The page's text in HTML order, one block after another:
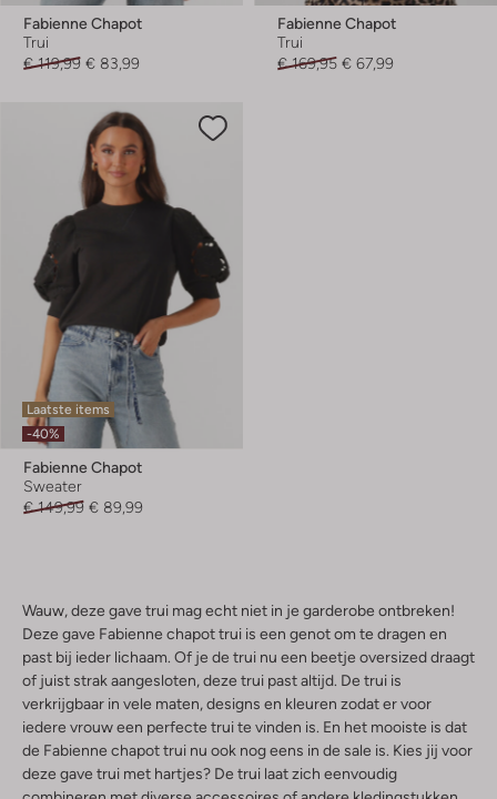
Fabienne Chapot
Trui
€ 119,99 € 83,99
Fabienne Chapot
Trui
€ 169,95 € 67,99
Laatste items
-40%
Fabienne Chapot
Sweater
€ 149,99 € 89,99
Wauw, deze gave trui mag echt niet in je garderobe ontbreken!
Deze gave Fabienne chapot trui is een genot om te dragen en
past bij ieder lichaam. Of je de trui nu een beetje oversized draagt
of juist strak aangesloten, deze trui past altijd. De trui is
verkrijgbaar in vele maten, designs en kleuren zodat er voor
iedere vrouw een perfecte trui te vinden is. En het mooiste is dat
de Fabienne chapot trui nu ook nog eens in de sale is. Kies jij voor
deze gave trui met hartjes? De trui laat zich eenvoudig